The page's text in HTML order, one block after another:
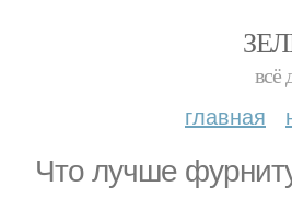
всё
главная
Что лучше